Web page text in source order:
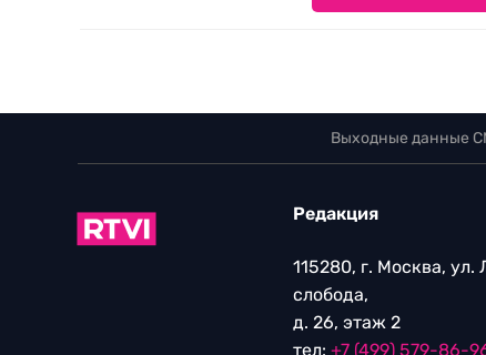
Выходные данные
Редакция
115280, г. Москва, ул.
слобода,
д. 26, этаж 2
тел: +7 (499) 579-86-